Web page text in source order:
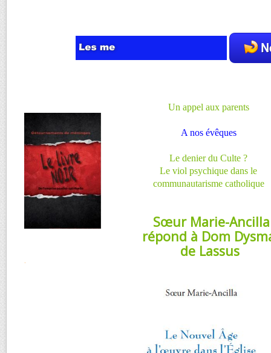
.
Un appel aux parents
A nos évêques
Le denier du Culte ?
Le viol psychique dans le
communautarisme catholique
Sœur Marie-Ancilla
répond à Dom
de Lassus